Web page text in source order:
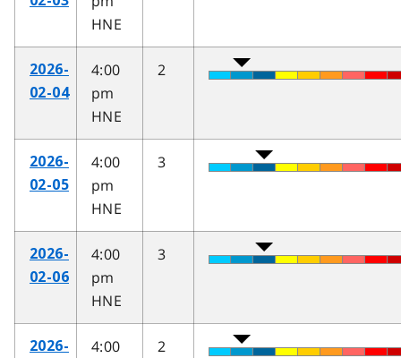
HNE
2026-
02-04
4:00
pm
HNE
2
2026-
02-05
4:00
pm
HNE
3
2026-
02-06
4:00
pm
HNE
3
2026-
4:00
2